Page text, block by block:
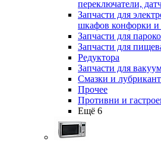
переключатели,
Запчасти для
шкафов конфорки
Запчасти для
Запчасти для
Редуктора
Запчасти для
Смазки и
Прочее
Противни и
Ещё 6